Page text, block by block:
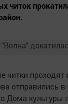
читок
читки проходят
отправились
Дома культуры